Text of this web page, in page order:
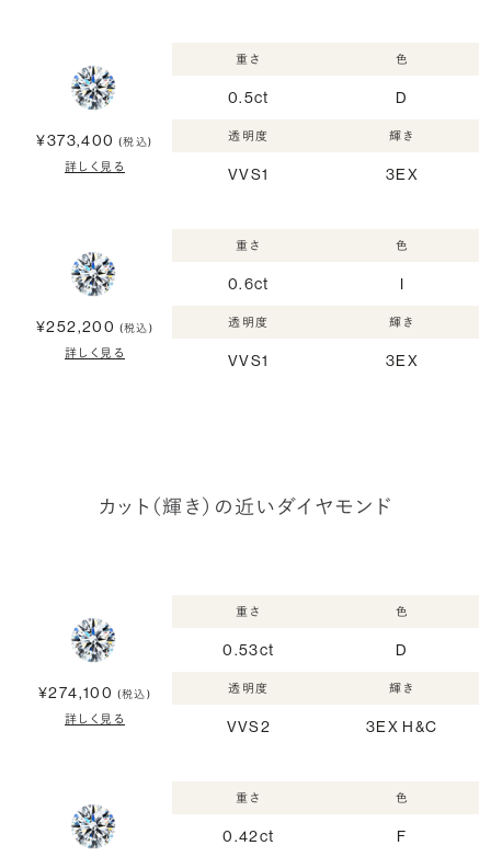
¥373,400 (税込)
詳しく見る
重さ
0.5ct
色
D
透明度
VVS1
輝き
3EX
¥252,200 (税込)
詳しく見る
重さ
0.6ct
色
I
透明度
VVS1
輝き
3EX
カット（輝き）の近いダイヤモンド
¥274,100 (税込)
詳しく見る
重さ
0.53ct
色
D
透明度
VVS2
輝き
3EX H&C
重さ
0.42ct
色
F